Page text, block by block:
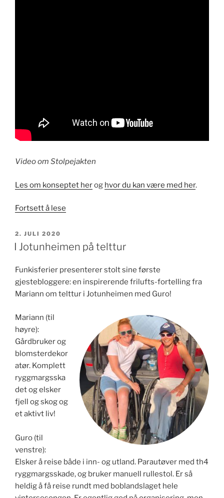
Video om Stolpejakten
Les om konseptet herog hvor du kan være med her.
Fortsett å lese
i
PUBLISERT
2. JULI 2020
I Jotunheimen på telttur
Funkisferier presenterer stolt sine første
gjestebloggere: en inspirerende frilufts-fortelling fra
Mariann om telttur i Jotunheimen med Guro!
Mariann (til
høyre):
Gårdbruker og
blomsterdekor
atør. Komplett
ryggmargsska
det og elsker
fjell og skog og
et aktivt liv!
Guro (til
venstre):
Elsker å reise både i inn- og utland. Parautøver med th4
ryggmargsskade, og bruker manuell rullestol. Er så
heldig å få reise rundt med boblandslaget hele